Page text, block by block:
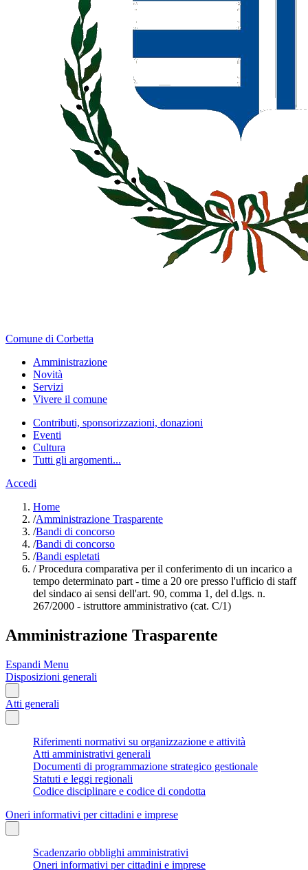
Comune di Corbetta
Amministrazione
Novità
Servizi
Vivere il comune
Contributi, sponsorizzazioni, donazioni
Eventi
Cultura
Tutti gli argomenti...
Accedi
Home
/Amministrazione Trasparente
/Bandi di concorso
/Bandi di concorso
/Bandi espletati
/Procedura comparativa per il conferimento di un incarico a
tempo determinato part - time a 20 ore presso l'ufficio di staff
del sindaco ai sensi dell'art. 90, comma 1, del d.lgs. n.
267/2000 - istruttore amministrativo (cat. C/1)
Amministrazione Trasparente
Espandi Menu
Disposizioni generali
Atti generali
Riferimenti normativi su organizzazione e attività
Atti amministrativi generali
Documenti di programmazione strategico gestionale
Statuti e leggi regionali
Codice disciplinare e codice di condotta
Oneri informativi per cittadini e imprese
Scadenzario obblighi amministrativi
Oneri informativi per cittadini e imprese